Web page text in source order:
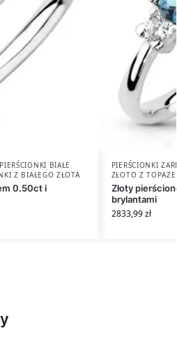
PIERŚCIONKI BIAŁE
Z BIAŁEGO ZŁOTA
0.50ct i
PIERŚCIONKI
ZŁOTO Z
Złoty
brylantami
2833,99zł